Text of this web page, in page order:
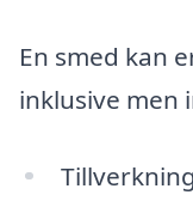
En smed kan
inklusive men